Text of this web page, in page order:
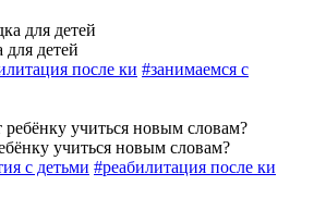
для детей
после ки #занимаемся с
учиться новым словам?
с детьми #реабилитация после ки